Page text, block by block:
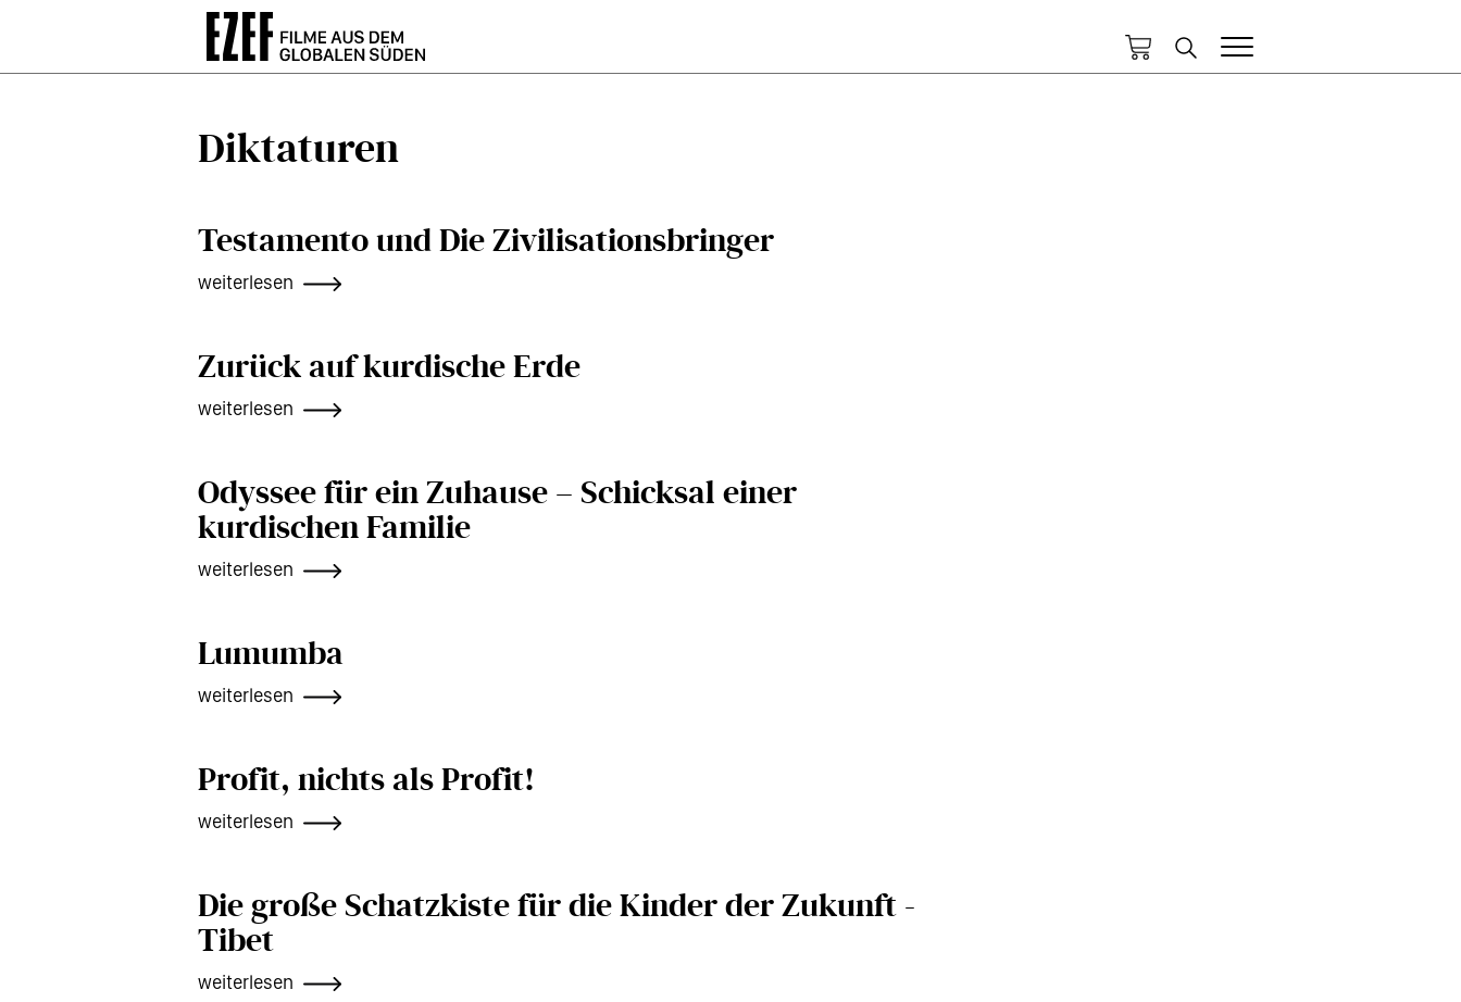
Diktaturen
Testamento und Die Zivilisationsbringer
weiterlesen
Zurück auf kurdische Erde
weiterlesen
Odyssee für ein Zuhause – Schicksal einer
kurdischen Familie
weiterlesen
Lumumba
weiterlesen
Profit, nichts als Profit!
weiterlesen
Die große Schatzkiste für die Kinder der Zukunft -
Tibet
weiterlesen